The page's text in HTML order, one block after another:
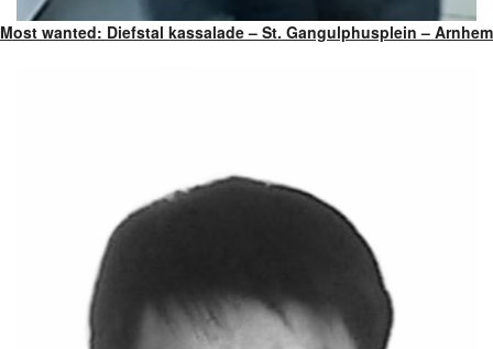
Most wanted: Diefstal kassalade – St. Gangulphusplein – Arnhem